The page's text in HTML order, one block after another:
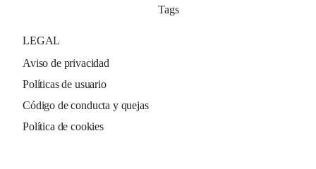
Tags
LEGAL
Aviso de privacidad
Políticas de usuario
Código de conducta y quejas
Política de cookies